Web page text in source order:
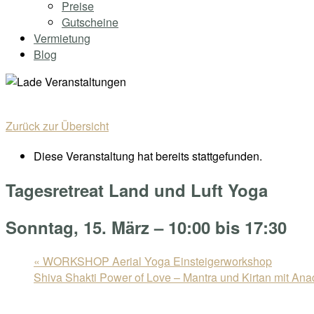
Preise
Gutscheine
Vermietung
Blog
Zurück zur Übersicht
Diese Veranstaltung hat bereits stattgefunden.
Tagesretreat Land und Luft Yoga
Sonntag, 15. März – 10:00 bis 17:30
« WORKSHOP Aerial Yoga Einsteigerworkshop
Shiva Shakti Power of Love – Mantra und Kirtan mit